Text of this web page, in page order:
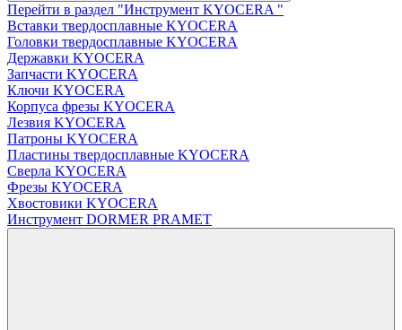
Перейти в раздел "Инструмент KYOCERA "
Вставки твердосплавные KYOCERA
Головки твердосплавные KYOCERA
Державки KYOCERA
Запчасти KYOCERA
Ключи KYOCERA
Корпуса фрезы KYOCERA
Лезвия KYOCERA
Патроны KYOCERA
Пластины твердосплавные KYOCERA
Сверла KYOCERA
Фрезы KYOCERA
Хвостовики KYOCERA
Инструмент DORMER PRAMET